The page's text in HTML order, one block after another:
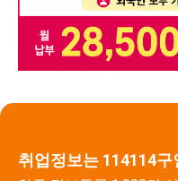
취업정보는 114114구